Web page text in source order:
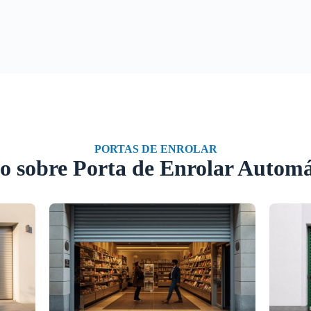
PORTAS DE ENROLAR
sobre Porta de Enrolar